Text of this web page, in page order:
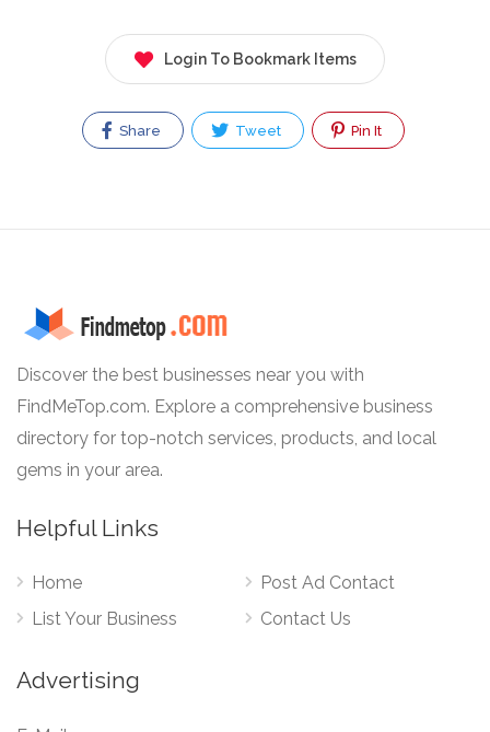
Login To Bookmark Items
Share Tweet Pin It
Discover the best businesses near you with
FindMeTop.com. Explore a comprehensive business
directory for top-notch services, products, and local
gems in your area.
Helpful Links
Home
List Your Business
Post Ad Contact
Contact Us
Advertising